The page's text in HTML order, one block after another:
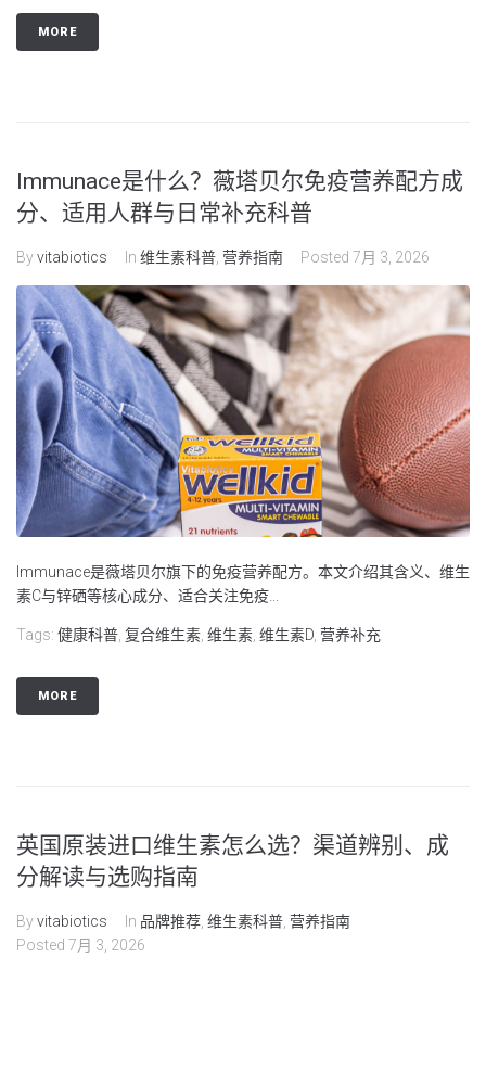
MORE
Immunace是什么？薇塔贝尔免疫营养配方成
分、适用人群与日常补充科普
Byvitabiotics In 维生素科普 营养指南 Posted 7月 3, 2026
Immunace是薇塔贝尔旗下的免疫营养配方。本文介绍其含义、维生
素C与锌硒等核心成分、适合关注免疫...
Tags: 健康科普 复合维生素 维生素 维生素D 营养补充
MORE
英国原装进口维生素怎么选？渠道辨别、成
分解读与选购指南
Byvitabiotics In 品牌推荐 维生素科普 营养指南
Posted 7月 3, 2026